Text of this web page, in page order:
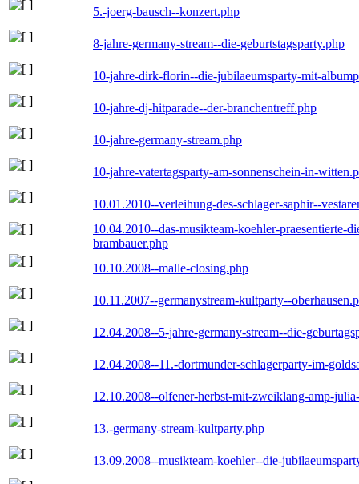
5.-joerg-bausch--konzert.php
8-jahre-germany-stream--die-geburtstagsparty.php
10-jahre-dirk-florin--die-jubilaeumsparty-mit-
10-jahre-dj-hitparade--der-branchentreff.php
10-jahre-germany-stream.php
10-jahre-vatertagsparty-am-sonnenschein-in-
10.01.2010--verleihung-des-schlager-saphir--
10.04.2010--das-musikteam-koehler-praesentierte-
brambauer.php
10.10.2008--malle-closing.php
10.11.2007--germanystream-kultparty--
12.04.2008--5-jahre-germany-stream--die-
12.04.2008--11.-dortmunder-schlagerparty-im-
12.10.2008--olfener-herbst-mit-zweiklang-amp-
13.-germany-stream-kultparty.php
13.09.2008--musikteam-koehler--die-